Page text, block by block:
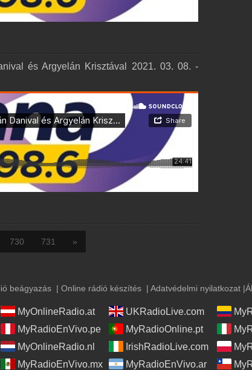
és Argyelán Krisztával 2021. 03. 08. -
730 731 »
beágyazás | Online rádió készítés | Adatvédelmi nyilatkozat |
MyOnlineRadio.at UKRadioLive.com
MyRadioEnVivo.pe MyRadioOnline.pt
MyOnlineRadio.nl IrishRadioLive.com
MyRadioEnVivo.mx MyRadioEnVivo.ar